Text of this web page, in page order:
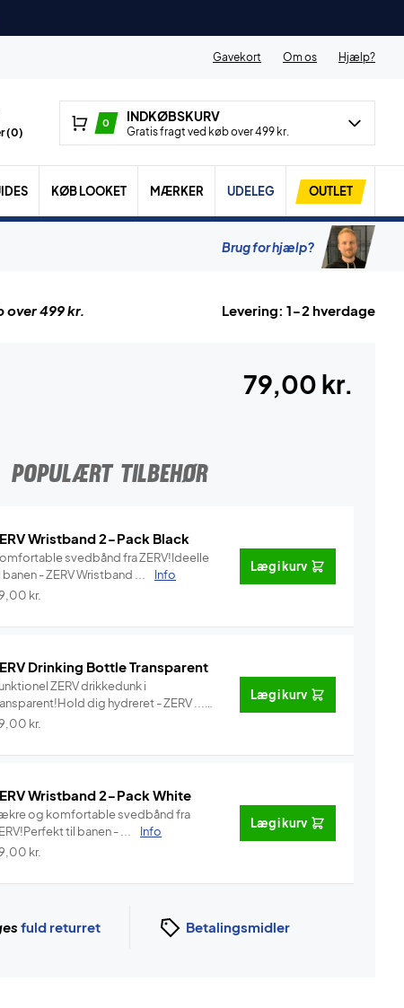
Gavekort Om os Hjælp?
(0)
0 INDKØBSKURV
Gratis fragt ved køb over 499 kr.
KØB LOOKET MÆRKER UDELEG OUTLET
Brug for hjælp?
over 499 kr. Levering: 1-2 hverdage
79,00 kr.
POPULÆRT TILBEHØR
Wristband 2-Pack Black
svedbånd fra ZERV!Ideelle
banen - ZERV Wristband ...
Info
kr.
Læg i kurv
Drinking Bottle Transparent
ZERV drikkedunk i
dig hydreret - ZERV ...
kr.
Læg i kurv
Wristband 2-Pack White
og komfortable svedbånd fra
til banen - ...
Info
kr.
Læg i kurv
fuld returret Betalingsmidler